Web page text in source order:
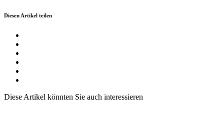
Diesen Artikel teilen
Diese Artikel könnten Sie auch interessieren